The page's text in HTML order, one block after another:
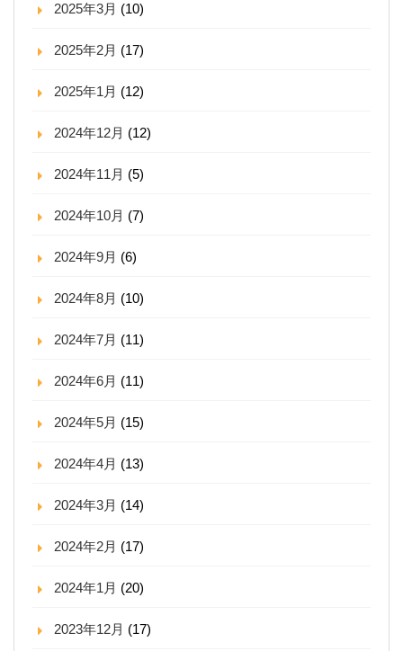
2025年3月 (10)
2025年2月 (17)
2025年1月 (12)
2024年12月 (12)
2024年11月 (5)
2024年10月 (7)
2024年9月 (6)
2024年8月 (10)
2024年7月 (11)
2024年6月 (11)
2024年5月 (15)
2024年4月 (13)
2024年3月 (14)
2024年2月 (17)
2024年1月 (20)
2023年12月 (17)